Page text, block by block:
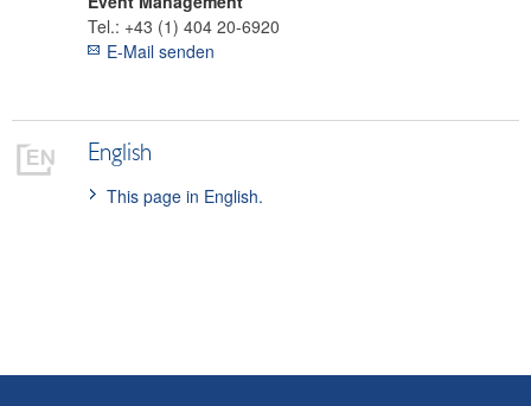
Tel.: +43 (1) 404 20-6920
E-Mail senden
English
This page in English.